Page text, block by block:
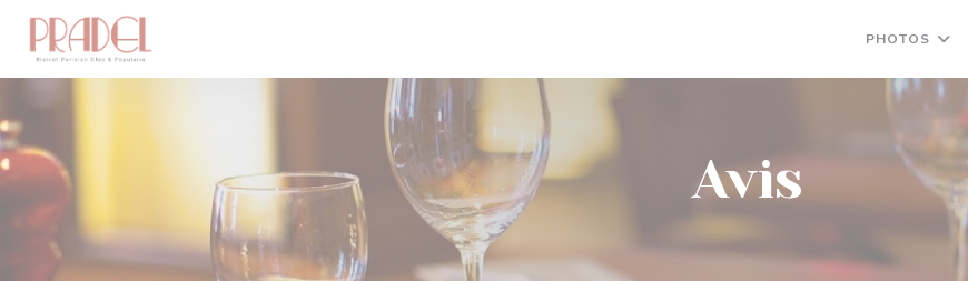
Personnalisation de vos choix en matière de cookies
PHOTOS
Avis